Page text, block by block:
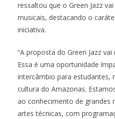
ressaltou que o Green Jazz
musicais, destacando o
iniciativa.
“A proposta do Green Jazz
Essa é uma oportunidade
intercâmbio para estudantes,
cultura do Amazonas.
ao conhecimento de grandes
artes técnicas, com